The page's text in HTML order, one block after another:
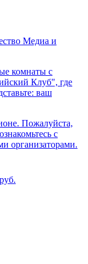
Медиа и
комнаты с
Клуб", где
ваш
Пожалуйста,
с
организаторами.